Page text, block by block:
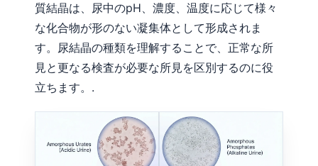
質結晶は、尿中のpH、濃度、温度に応じて様々
な化合物が形のない凝集体として形成されま
す。尿結晶の種類を理解することで、正常な所
見と更なる検査が必要な所見を区別するのに役
立ちます。.